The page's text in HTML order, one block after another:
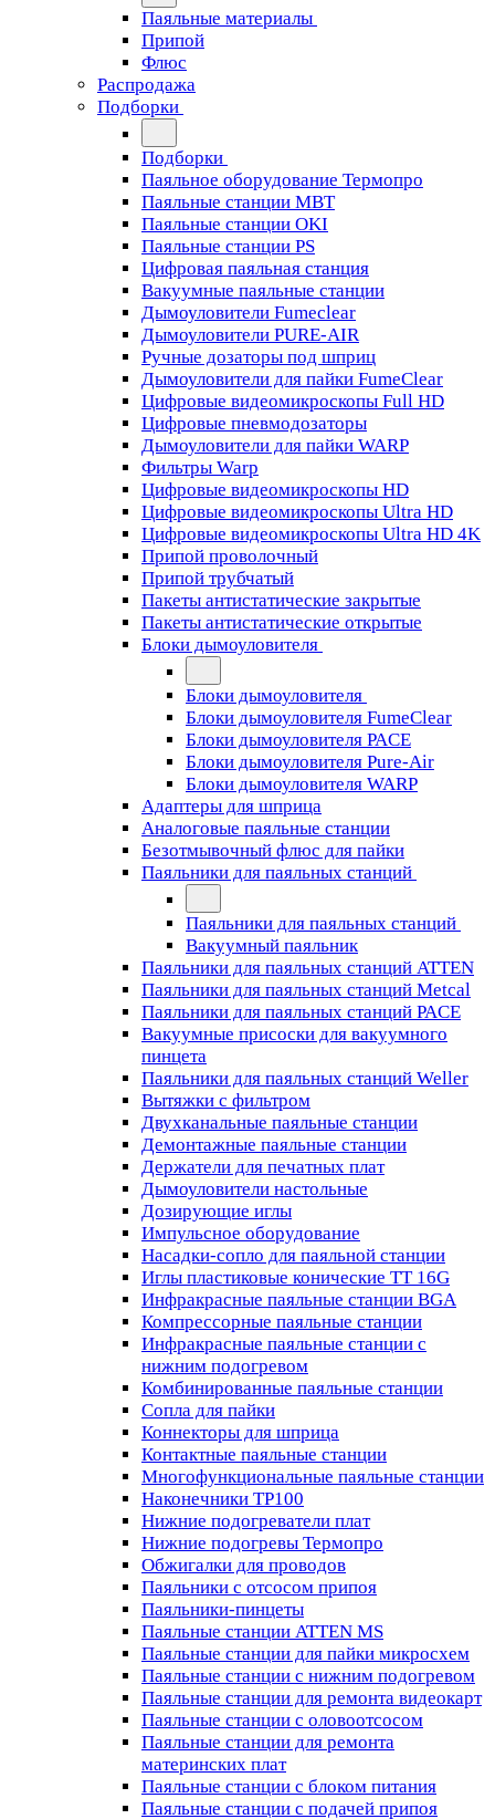
Паяльные материалы
Припой
Флюс
Распродажа
Подборки
Подборки
Паяльное оборудование Термопро
Паяльные станции MBT
Паяльные станции OKI
Паяльные станции PS
Цифровая паяльная станция
Вакуумные паяльные станции
Дымоуловители Fumeclear
Дымоуловители PURE-AIR
Ручные дозаторы под шприц
Дымоуловители для пайки FumeClear
Цифровые видеомикроскопы Full HD
Цифровые пневмодозаторы
Дымоуловители для пайки WARP
Фильтры Warp
Цифровые видеомикроскопы HD
Цифровые видеомикроскопы Ultra HD
Цифровые видеомикроскопы Ultra HD 4K
Припой проволочный
Припой трубчатый
Пакеты антистатические закрытые
Пакеты антистатические открытые
Блоки дымоуловителя
Блоки дымоуловителя
Блоки дымоуловителя FumeClear
Блоки дымоуловителя PACE
Блоки дымоуловителя Pure-Air
Блоки дымоуловителя WARP
Адаптеры для шприца
Аналоговые паяльные станции
Безотмывочный флюс для пайки
Паяльники для паяльных станций
Паяльники для паяльных станций
Вакуумный паяльник
Паяльники для паяльных станций ATTEN
Паяльники для паяльных станций Metcal
Паяльники для паяльных станций PACE
Вакуумные присоски для вакуумного
пинцета
Паяльники для паяльных станций Weller
Вытяжки с фильтром
Двухканальные паяльные станции
Демонтажные паяльные станции
Держатели для печатных плат
Дымоуловители настольные
Дозирующие иглы
Импульсное оборудование
Насадки-сопло для паяльной станции
Иглы пластиковые конические TT 16G
Инфракрасные паяльные станции BGA
Компрессорные паяльные станции
Инфракрасные паяльные станции с
нижним подогревом
Комбинированные паяльные станции
Сопла для пайки
Коннекторы для шприца
Контактные паяльные станции
Многофункциональные паяльные станции
Наконечники TP100
Нижние подогреватели плат
Нижние подогревы Термопро
Обжигалки для проводов
Паяльники с отсосом припоя
Паяльники-пинцеты
Паяльные станции ATTEN MS
Паяльные станции для пайки микросхем
Паяльные станции с нижним подогревом
Паяльные станции для ремонта видеокарт
Паяльные станции с оловоотсосом
Паяльные станции для ремонта
материнских плат
Паяльные станции с блоком питания
Паяльные станции с подачей припоя